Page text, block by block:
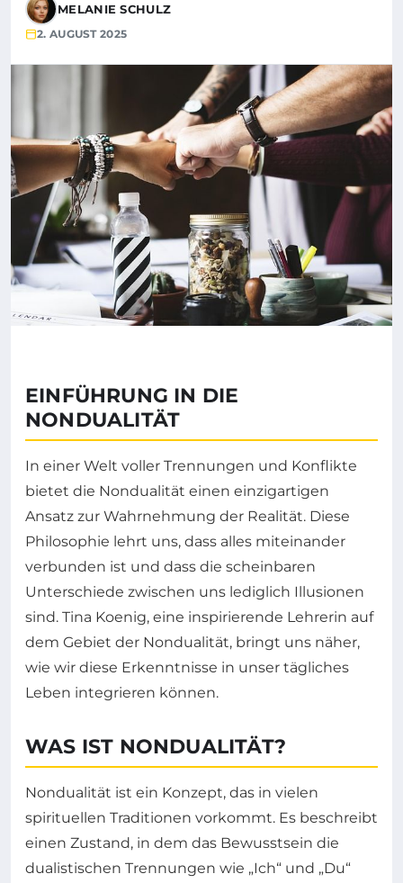
MELANIE SCHULZ
2. AUGUST 2025
EINFÜHRUNG IN DIE
NONDUALITÄT
In einer Welt voller Trennungen und Konflikte
bietet die Nondualität einen einzigartigen
Ansatz zur Wahrnehmung der Realität. Diese
Philosophie lehrt uns, dass alles miteinander
verbunden ist und dass die scheinbaren
Unterschiede zwischen uns lediglich Illusionen
sind. Tina Koenig, eine inspirierende Lehrerin auf
dem Gebiet der Nondualität, bringt uns näher,
wie wir diese Erkenntnisse in unser tägliches
Leben integrieren können.
WAS IST NONDUALITÄT?
Nondualität ist ein Konzept, das in vielen
spirituellen Traditionen vorkommt. Es beschreibt
einen Zustand, in dem das Bewusstsein die
dualistischen Trennungen wie „Ich“ und „Du“